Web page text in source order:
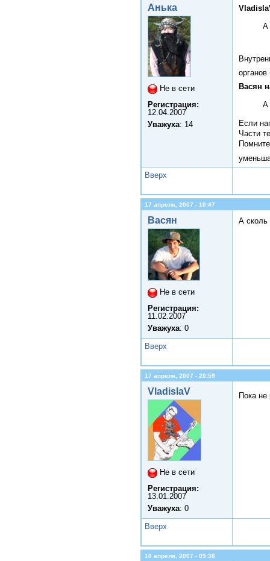
Анька
Не в сети
Регистрация:
12.04.2007
Уважуха: 14
А
Васян
А
Если
Части
Вверх
17 апреля, 2007 - 10:47
Васян
Не в сети
Регистрация:
11.02.2007
Уважуха: 0
А сколь
Вверх
17 апреля, 2007 - 20:59
VladislaV
Не в сети
Регистрация:
13.01.2007
Уважуха: 0
Пока
Вверх
18 апреля, 2007 - 09:38